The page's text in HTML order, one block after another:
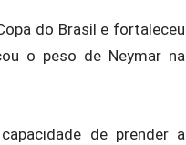
do Brasil e fortaleceu
o peso de Neymar na
de prender a